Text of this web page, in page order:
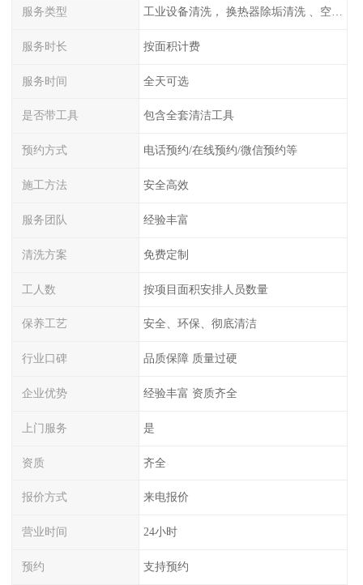
服务类型 工业设备清洗， 换热器除垢清洗 、空调清洗等
服务时长 按面积计费
服务时间 全天可选
是否带工具 包含全套清洁工具
预约方式 电话预约/在线预约/微信预约等
施工方法 安全高效
服务团队 经验丰富
清洗方案 免费定制
工人数 按项目面积安排人员数量
保养工艺 安全、环保、彻底清洁
行业口碑 品质保障 质量过硬
企业优势 经验丰富 资质齐全
上门服务 是
资质 齐全
报价方式 来电报价
营业时间 24小时
预约 支持预约